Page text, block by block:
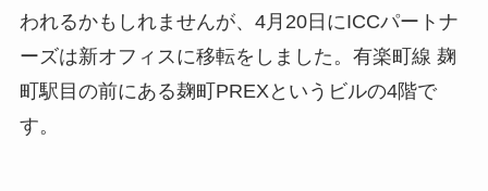
われるかもしれませんが、4月20日にICCパートナ
ーズは新オフィスに移転をしました。有楽町線 麹
町駅目の前にある麹町PREXというビルの4階で
す。